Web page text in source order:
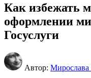
Как избежать
оформлении
Госуслуги
Автор: Мирослава